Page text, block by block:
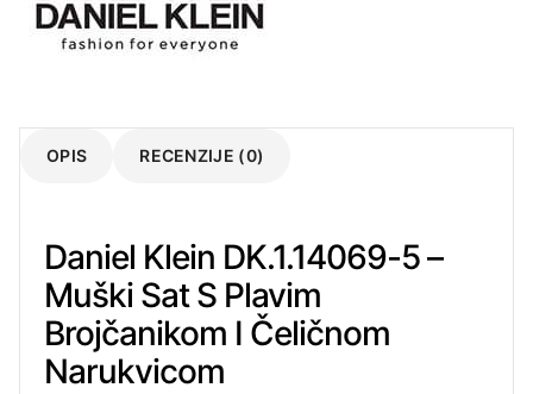
OPIS RECENZIJE (0)
Daniel Klein DK.1.14069-5 –
Muški Sat S Plavim
Brojčanikom I Čeličnom
Narukvicom